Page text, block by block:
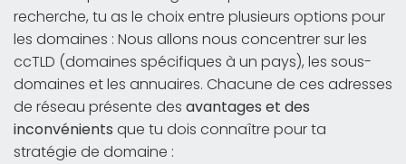
recherche, tu as le choix entre plusieurs options pour
les domaines : Nous allons nous concentrer sur les
ccTLD (domaines spécifiques à un pays), les sous-
domaines et les annuaires. Chacune de ces adresses
de réseau présente des avantages et des
inconvénients que tu dois connaître pour ta
stratégie de domaine :